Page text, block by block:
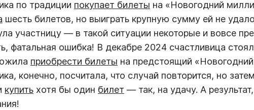
по традиции покупает билеты на «Новогодний
шесть билетов, но выиграть крупную сумму ей не
участницу — в такой ситуации некоторые и вовсе
фатальная ошибка! В декабре 2024 счастливица
приобрести билеты на предстоящий
конечно, посчитала, что случай повторится, но
купить хотя бы один билет — так, на удачу. А